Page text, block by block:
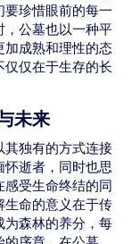
要珍惜眼前的每一
，公墓也以一种平
加成熟和理性的态
仅仅在于生存的长
未来
其独有的方式连接
怀逝者，同时也思
受生命终结的同
生命的意义在于传
为森林的养分，每